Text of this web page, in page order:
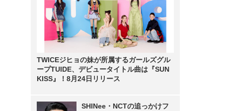
TWICEジヒョの妹が所属するガールズグル
ープTUIDE、デビュータイトル曲は『SUN
KISS』！8月24日リリース
SHINee・NCTの追っかけフ